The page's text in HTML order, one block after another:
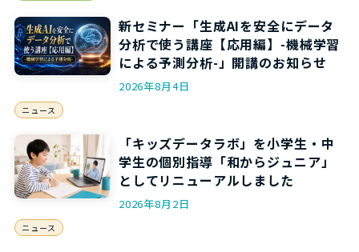
新セミナー「生成AIを安全にデータ
分析で使う講座【応用編】-機械学習
による予測分析-」開講のお知らせ
2026年8月4日
ニュース
「キッズデータラボ」を小学生・中
学生の個別指導「和からジュニア」
としてリニューアルしました
2026年8月2日
ニュース